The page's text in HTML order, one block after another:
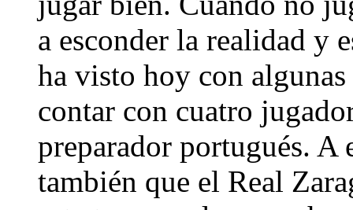
a esconder la realidad y
ha visto hoy con
contar con cuatro
preparador portugués. A
también que el Real